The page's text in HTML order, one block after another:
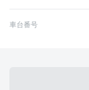
車台番号